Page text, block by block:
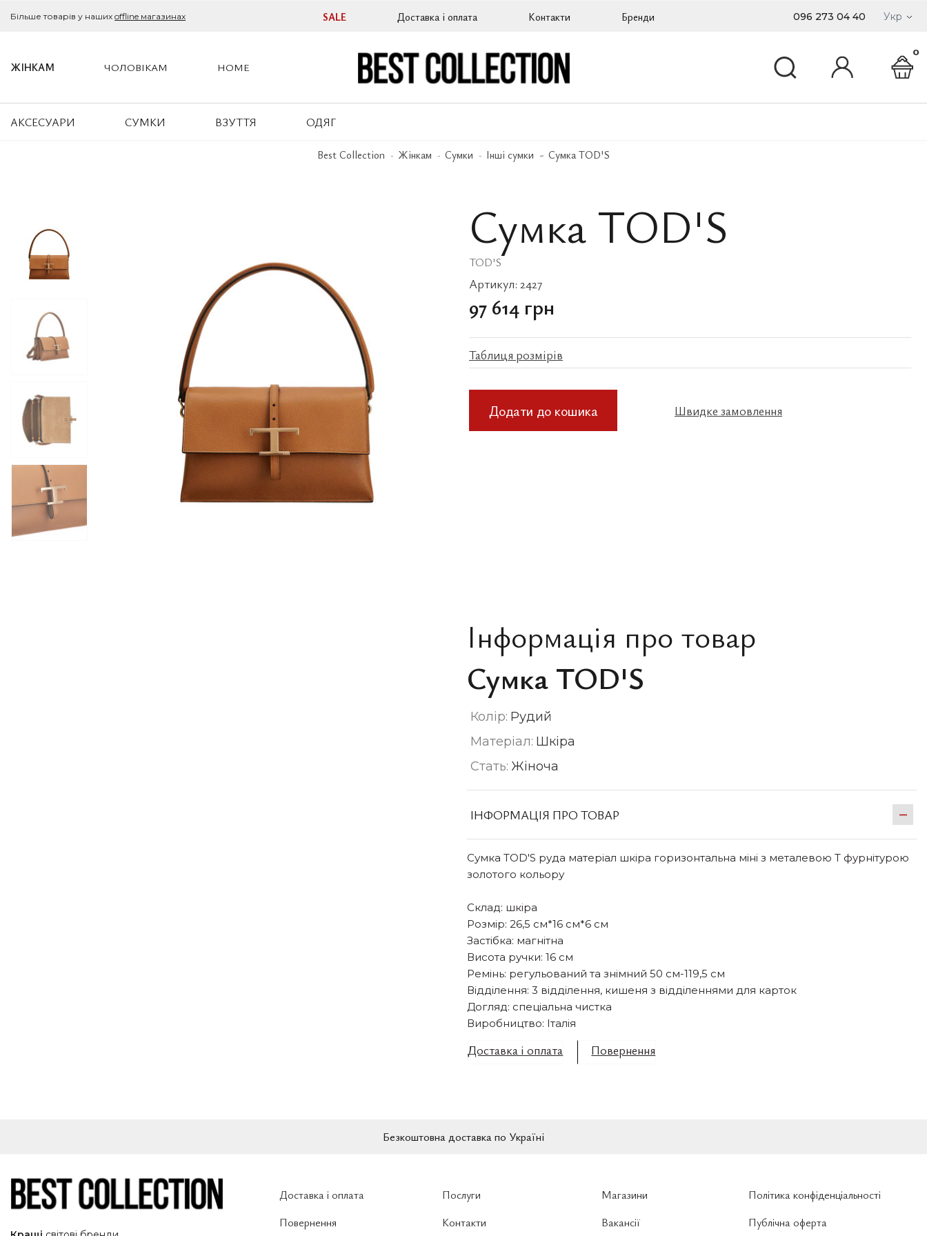
Більше товарів у наших offline магазинах SALE Доставка і оплата Контакти Бренди 096 273 04 40 Укр
ЖІНКАМ
АКСЕСУАРИ СУМКИ ВЗУТТЯ ОДЯГ
ЧОЛОВІКАМ HOME
0
Best Collection Жінкам Сумки Інші сумки Сумка TOD'S
Сумка TOD'S
TOD'S
Артикул: 2427
97 614 грн
Таблиця розмірів
Додати до кошика Швидке замовлення
Інформація про товар
Сумка TOD'S
Колір: Рудий
Матеріал: Шкіра
Стать: Жіноча
ІНФОРМАЦІЯ ПРО ТОВАР
Сумка TOD'S руда матеріал шкіра горизонтальна міні з металевою Т фурнітурою
золотого кольору
Склад: шкіра
Розмір: 26,5 см*16 см*6 см
Застібка: магнітна
Висота ручки: 16 см
Ремінь: регульований та знімний 50 см-119,5 см
Відділення: 3 відділення, кишеня з відділеннями для карток
Догляд: спеціальна чистка
Виробництво: Італія
Доставка і оплата Повернення
Безкоштовна доставка по Україні
Доставка і оплата
Повернення
Послуги
Контакти
Магазини
Вакансії
Політика конфіденціальності
Публічна оферта